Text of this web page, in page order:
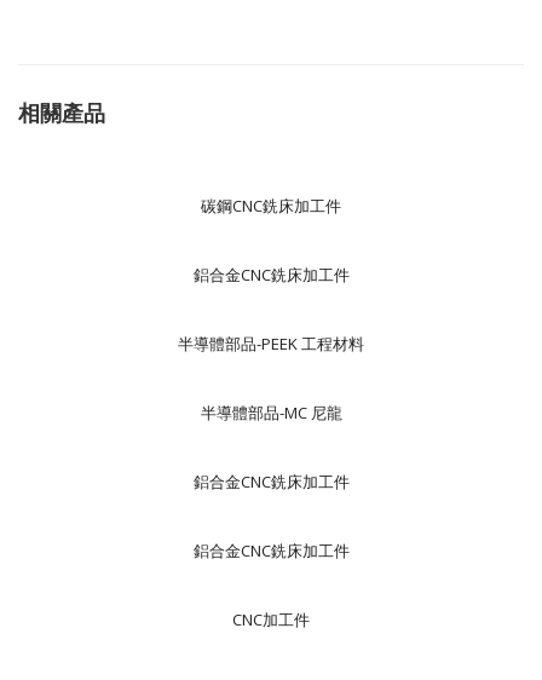
相關產品
碳鋼CNC銑床加工件
鋁合金CNC銑床加工件
半導體部品-PEEK 工程材料
半導體部品-MC 尼龍
鋁合金CNC銑床加工件
鋁合金CNC銑床加工件
CNC加工件